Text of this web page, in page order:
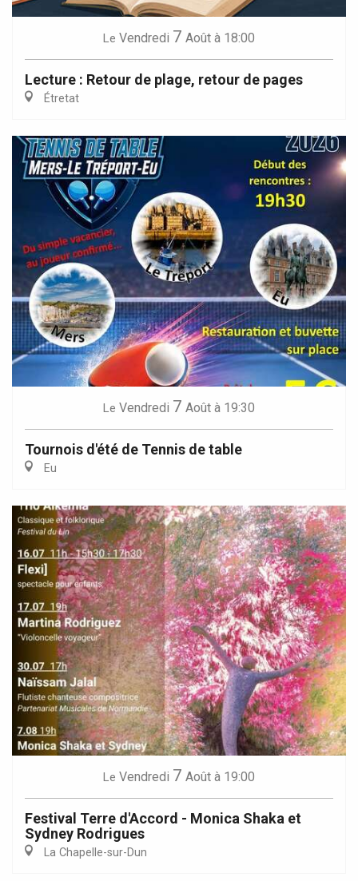
Le Vendredi 7 Août à 18:00
Lecture : Retour de plage, retour de pages
Étretat
Le Vendredi 7 Août à 19:30
Tournois d'été de Tennis de table
Eu
Le Vendredi 7 Août à 19:00
Festival Terre d'Accord - Monica Shaka et
Sydney Rodrigues
La Chapelle-sur-Dun